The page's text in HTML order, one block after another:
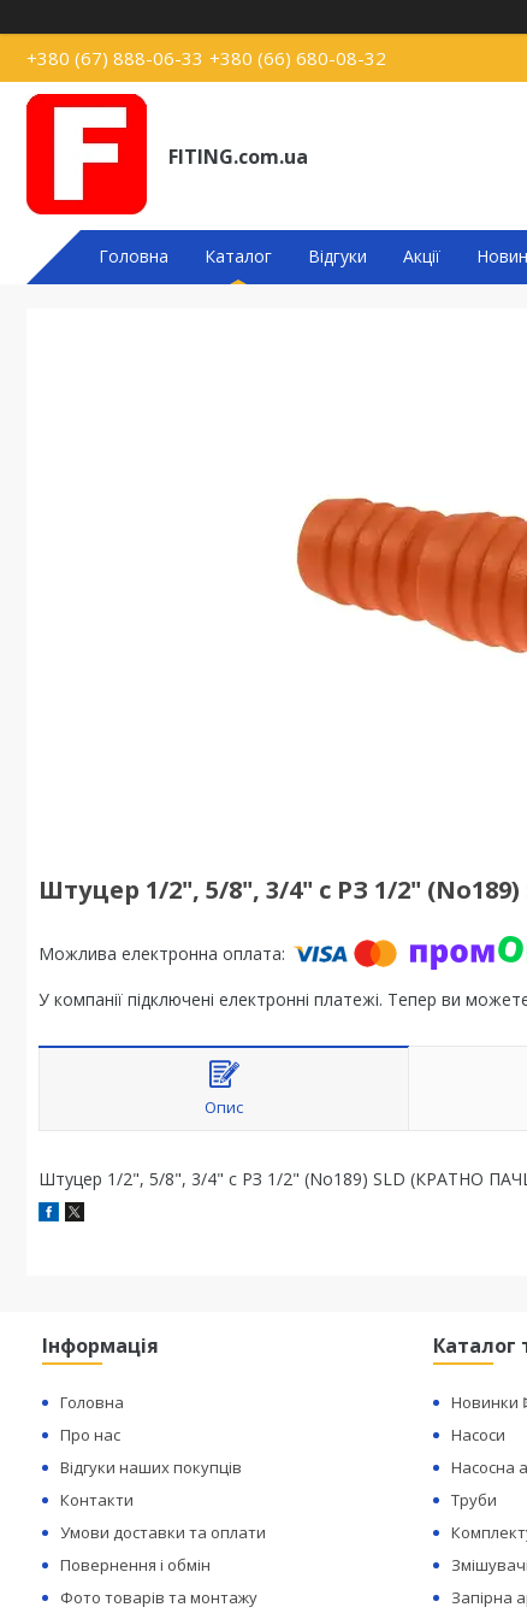
+380 (67) 888-06-33 +380 (66) 680-08-32
FITING.com.ua
Головна Каталог Відгуки Акції
Штуцер 1/2", 5/8", 3/4" с РЗ 1/2"
У компанії підключені електронні платежі. Тепер ви
Опис
Штуцер 1/2", 5/8", 3/4" с РЗ 1/2" (No189) SLD (КРАТНО
Інформація
Головна
Про нас
Відгуки наших покупців
Контакти
Умови доставки та оплати
Повернення і обмін
Фото товарів та монтажу
Каталог
Новинки
Насоси
Насосна
Труби
Змішувачі
Запірна